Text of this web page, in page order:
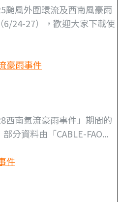
颱風外圍環流及西南風豪雨
6/24-27），歡迎大家下載使
豪雨事件
西南氣流豪雨事件」期間的
分資料由「CABLE-FAO...
件